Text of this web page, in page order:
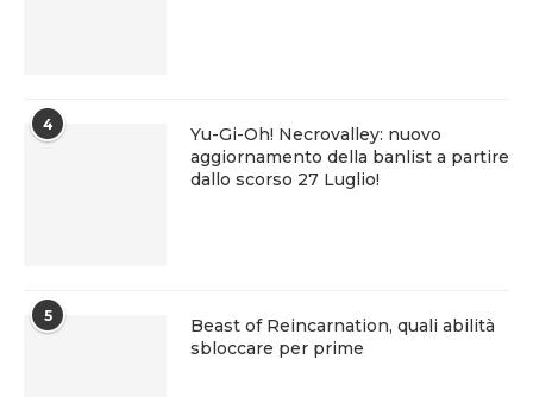
4
Yu-Gi-Oh! Necrovalley: nuovo
aggiornamento della banlist a partire
dallo scorso 27 Luglio!
5
Beast of Reincarnation, quali abilità
sbloccare per prime